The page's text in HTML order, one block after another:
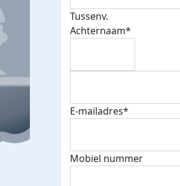
E-mails
je je speciale KWF
Tussenv.
Achternaam*
E-mailadres*
Mobiel nummer